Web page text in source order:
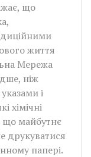
що
життя
Мережа
ніж
і
хімічні
що майбутнє
друкуватися
папері.